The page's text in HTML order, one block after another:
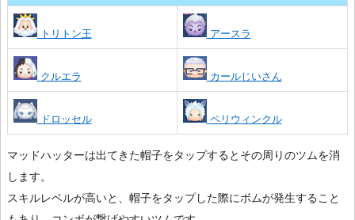
トリトン王 アースラ
クルエラ カールじいさん
ドロッセル ペリウィンクル
マッドハッターは出てきた帽子をタップするとその周りのツムを消
します。
スキルレベルが高いと、帽子をタップした際にボムが発生すること